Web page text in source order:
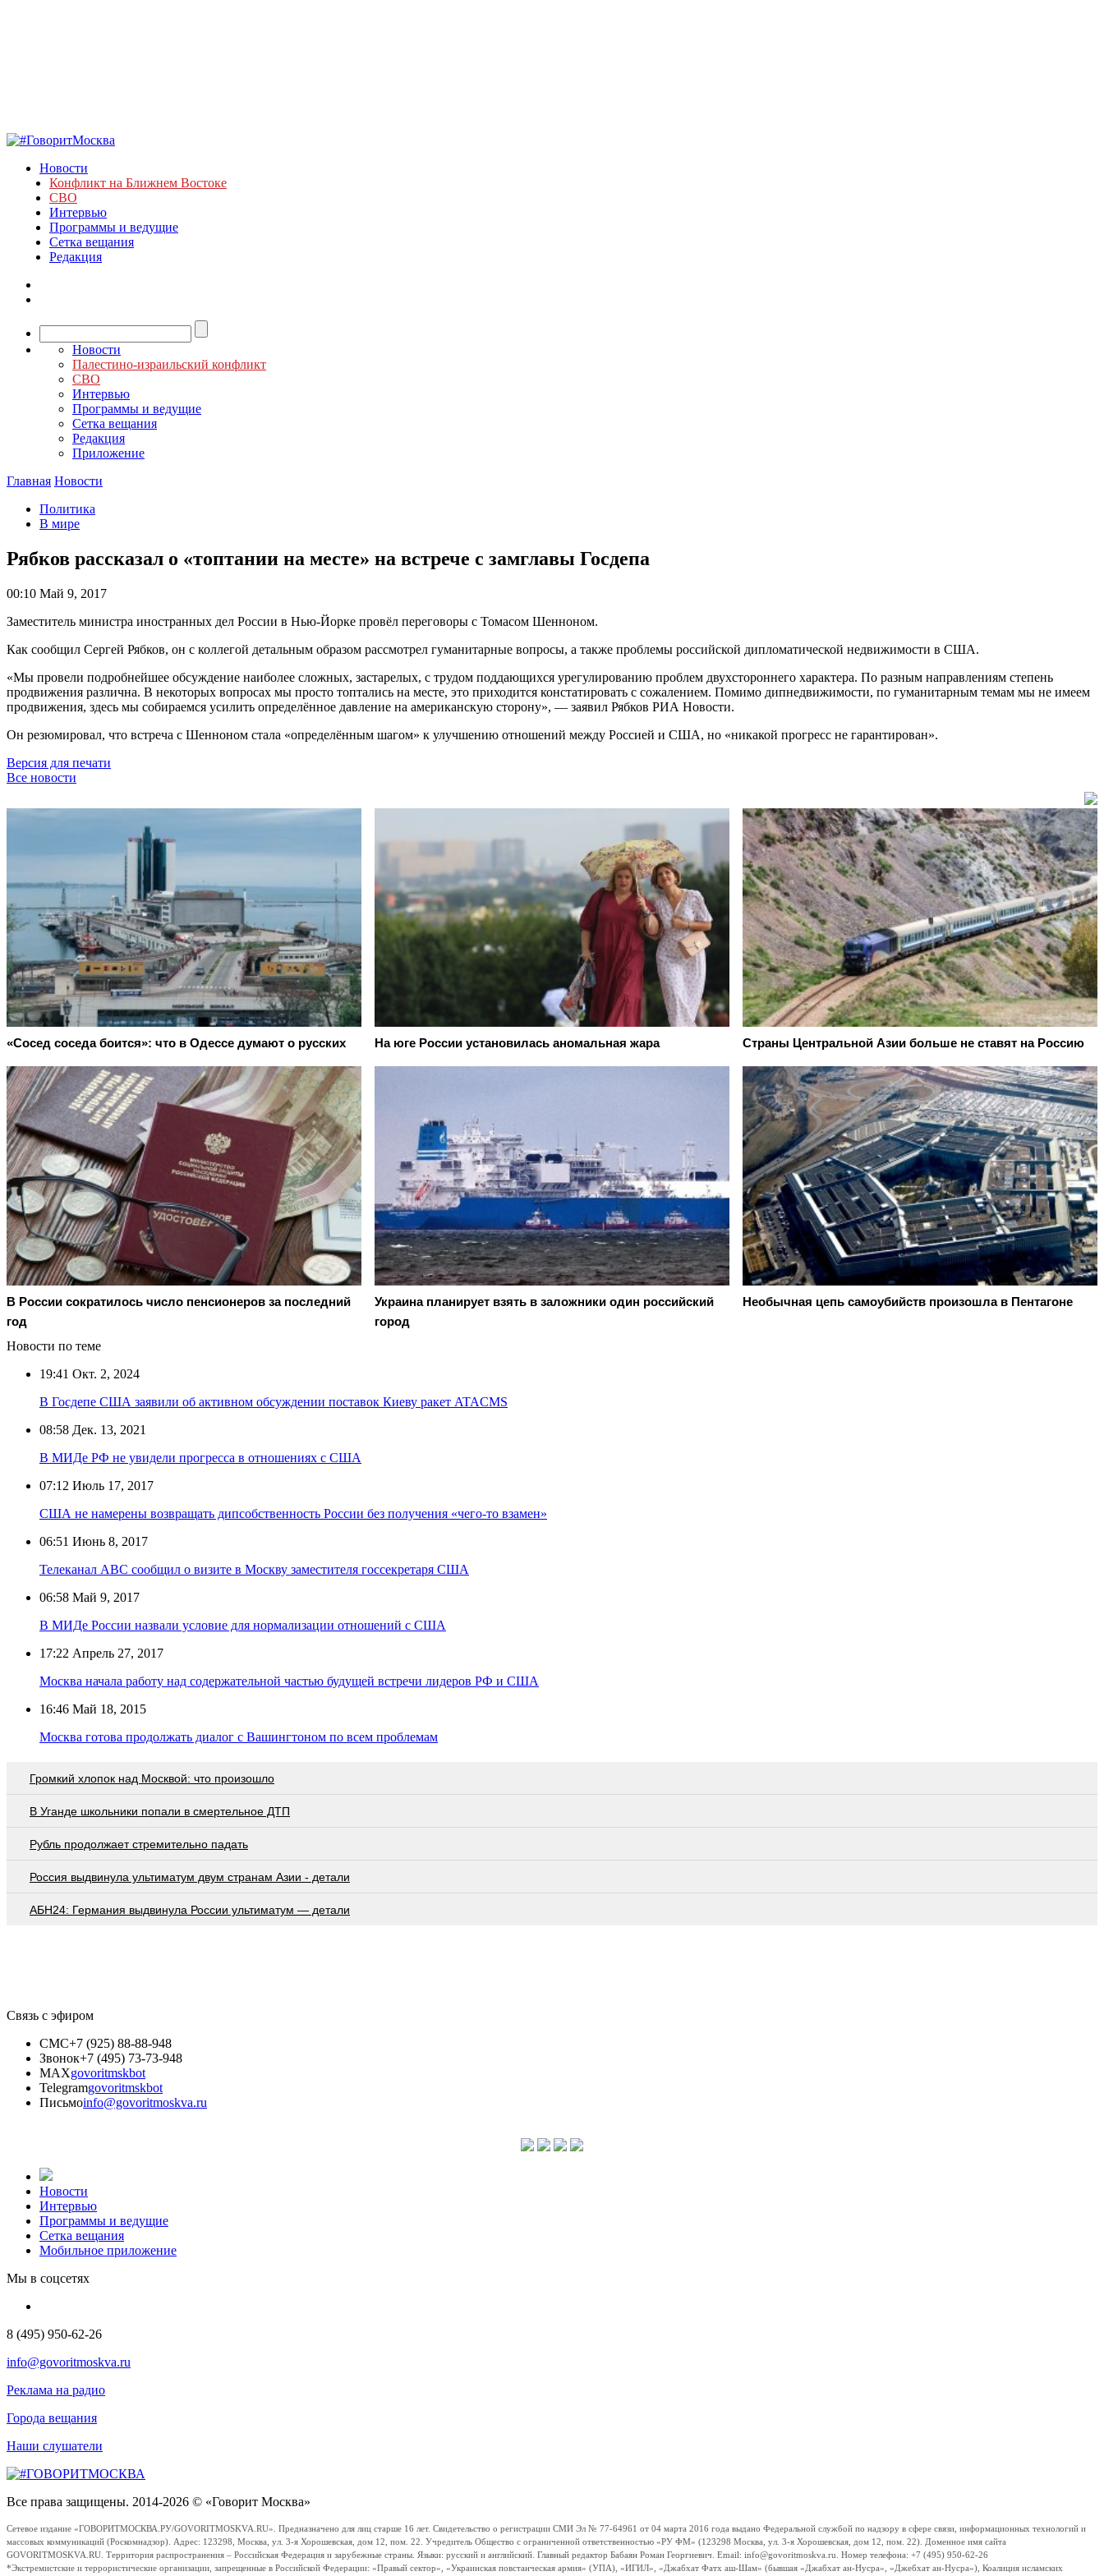
Новости
Конфликт на Ближнем Востоке
СВО
Интервью
Программы и ведущие
Сетка вещания
Редакция
Новости
Палестино-израильский конфликт
СВО
Интервью
Программы и ведущие
Сетка вещания
Редакция
Приложение
Главная Новости
Политика
В мире
Рябков рассказал о «топтании на месте» на встрече с замглавы Госдепа
00:10 Май 9, 2017
Заместитель министра иностранных дел России в Нью-Йорке провёл переговоры с Томасом Шенноном.
Как сообщил Сергей Рябков, он с коллегой детальным образом рассмотрел гуманитарные вопросы, а также проблемы российской дипломатической недвижимости в США.
«Мы провели подробнейшее обсуждение наиболее сложных, застарелых, с трудом поддающихся урегулированию проблем двухстороннего характера. По разным направлениям степень
продвижения различна. В некоторых вопросах мы просто топтались на месте, это приходится констатировать с сожалением. Помимо дипнедвижимости, по гуманитарным темам мы не имеем
продвижения, здесь мы собираемся усилить определённое давление на американскую сторону», — заявил Рябков РИА Новости.
Он резюмировал, что встреча с Шенноном стала «определённым шагом» к улучшению отношений между Россией и США, но «никакой прогресс не гарантирован».
Версия для печати
Все новости
«Сосед соседа боится»: что в Одессе думают о русских На юге России установилась аномальная жара Страны Центральной Азии больше не ставят на Россию
В России сократилось число пенсионеров за последний
год
Украина планирует взять в заложники один российский
город
Необычная цепь самоубийств произошла в Пентагоне
Новости по теме
19:41 Окт. 2, 2024
В Госдепе США заявили об активном обсуждении поставок Киеву ракет ATACMS
08:58 Дек. 13, 2021
В МИДе РФ не увидели прогресса в отношениях с США
07:12 Июль 17, 2017
США не намерены возвращать дипсобственность России без получения «чего-то взамен»
06:51 Июнь 8, 2017
Телеканал ABC сообщил о визите в Москву заместителя госсекретаря США
06:58 Май 9, 2017
В МИДе России назвали условие для нормализации отношений с США
17:22 Апрель 27, 2017
Москва начала работу над содержательной частью будущей встречи лидеров РФ и США
16:46 Май 18, 2015
Москва готова продолжать диалог с Вашингтоном по всем проблемам
Громкий хлопок над Москвой: что произошло
В Уганде школьники попали в смертельное ДТП
Рубль продолжает стремительно падать
Россия выдвинула ультиматум двум странам Азии - детали
АБН24: Германия выдвинула России ультиматум — детали
Связь с эфиром
СМС+7 (925) 88-88-948
Звонок+7 (495) 73-73-948
MAXgovoritmskbot
Telegramgovoritmskbot
Письмоinfo@govoritmoskva.ru
Новости
Интервью
Программы и ведущие
Сетка вещания
Мобильное приложение
Мы в соцсетях
8 (495) 950-62-26
info@govoritmoskva.ru
Реклама на радио
Города вещания
Наши слушатели
Все права защищены. 2014-2026 © «Говорит Москва»
Сетевое издание «ГОВОРИТМОСКВА.РУ/GOVORITMOSKVA.RU». Предназначено для лиц старше 16 лет. Свидетельство о регистрации СМИ Эл № 77-64961 от 04 марта 2016 года выдано Федеральной службой по надзору в сфере связи, информационных технологий и
массовых коммуникаций (Роскомнадзор). Адрес: 123298, Москва, ул. 3-я Хорошевская, дом 12, пом. 22. Учредитель Общество с ограниченной ответственностью «РУ ФМ» (123298 Москва, ул. 3-я Хорошевская, дом 12, пом. 22). Доменное имя сайта
GOVORITMOSKVA.RU. Территория распространения – Российская Федерация и зарубежные страны. Языки: русский и английский. Главный редактор Бабаян Роман Георгиевич. Email: info@govoritmoskva.ru. Номер телефона: +7 (495) 950-62-26
*Экстремистские и террористические организации, запрещенные в Российской Федерации: «Правый сектор», «Украинская повстанческая армия» (УПА), «ИГИЛ», «Джабхат Фатх аш-Шам» (бывшая «Джабхат ан-Нусра», «Джебхат ан-Нусра»), Коалиция исламских